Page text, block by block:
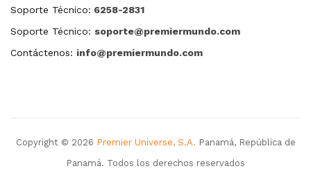
Soporte Técnico: 6258-2831
Soporte Técnico: soporte@premiermundo.com
Contáctenos: info@premiermundo.com
Copyright © 2026 Premier Universe, S.A. Panamá, República de
Panamá. Todos los derechos reservados